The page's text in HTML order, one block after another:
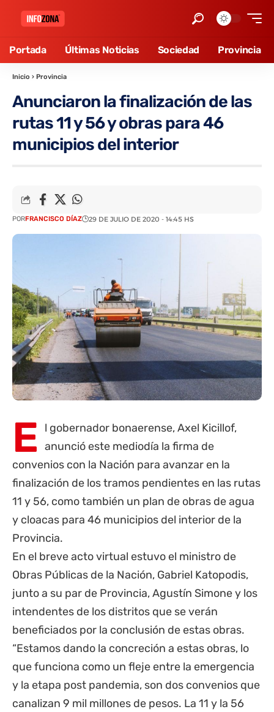
Portada Últimas Noticias Sociedad Provincia
Inicio › Provincia
Anunciaron la finalización de las
rutas 11 y 56 y obras para 46
municipios del interior
PORFRANCISCO DÍAZ 29 DE JULIO DE 2020 - 14:45 HS
E
l gobernador bonaerense, Axel Kicillof,
anunció este mediodía la firma de
convenios con la Nación para avanzar en la
finalización de los tramos pendientes en las rutas
11 y 56, como también un plan de obras de agua
y cloacas para 46 municipios del interior de la
Provincia.
En el breve acto virtual estuvo el ministro de
Obras Públicas de la Nación, Gabriel Katopodis,
junto a su par de Provincia, Agustín Simone y los
intendentes de los distritos que se verán
beneficiados por la conclusión de estas obras.
“Estamos dando la concreción a estas obras, lo
que funciona como un fleje entre la emergencia
y la etapa post pandemia, son dos convenios que
canalizan 9 mil millones de pesos. La 11 y la 56